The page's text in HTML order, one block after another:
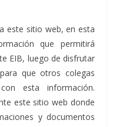
este sitio web, en esta
que permitirá
EIB, luego de disfrutar
que otros colegas
esta información.
este sitio web donde
y documentos